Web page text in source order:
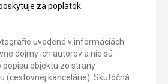
za poplatok.
uvedené v informáciách
dojmy ich autorov a nie sú
objektu zo strany
(cestovnej kancelárie). Skutočná